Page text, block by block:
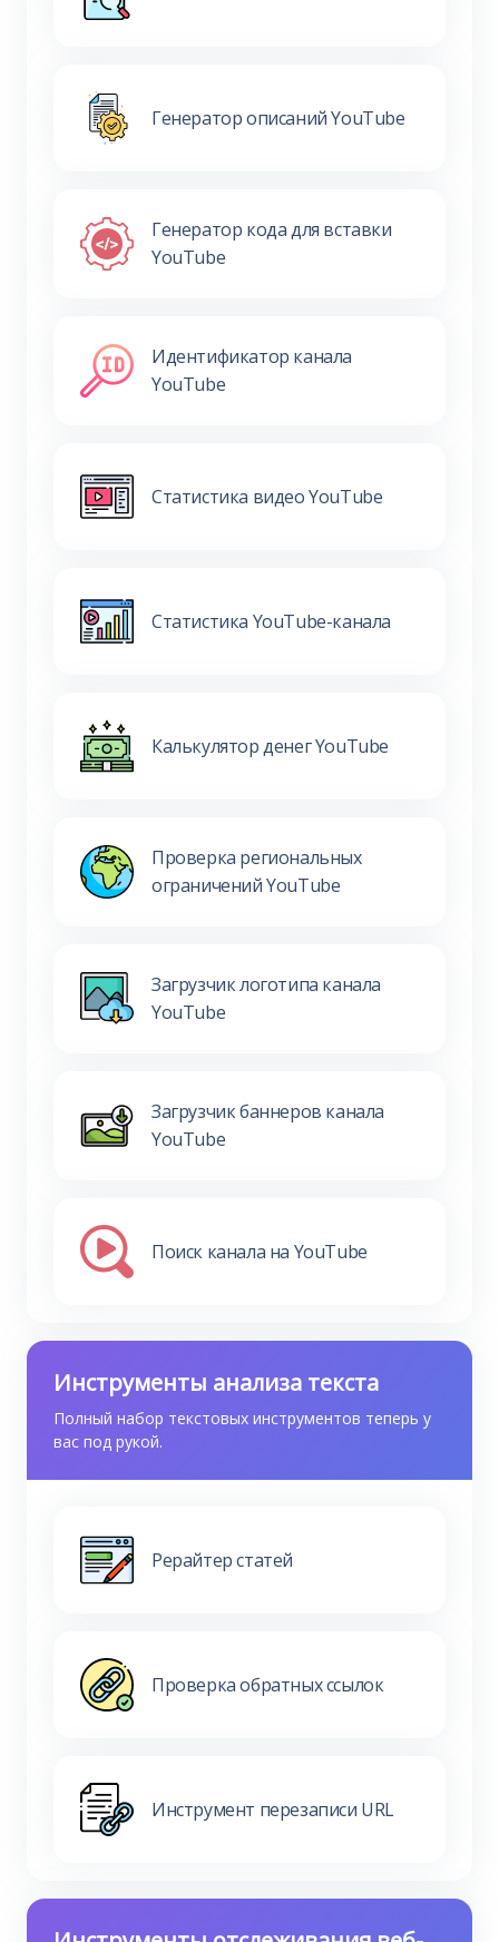
Генератор описаний YouTube
Генератор кода для вставки
YouTube
Идентификатор канала
YouTube
Статистика видео YouTube
Статистика YouTube-канала
Калькулятор денег YouTube
Проверка региональных
ограничений YouTube
Загрузчик логотипа канала
YouTube
Загрузчик баннеров канала
YouTube
Поиск канала на YouTube
Инструменты анализа текста
Полный набор текстовых инструментов теперь у
вас под рукой.
Рерайтер статей
Проверка обратных ссылок
Инструмент перезаписи URL